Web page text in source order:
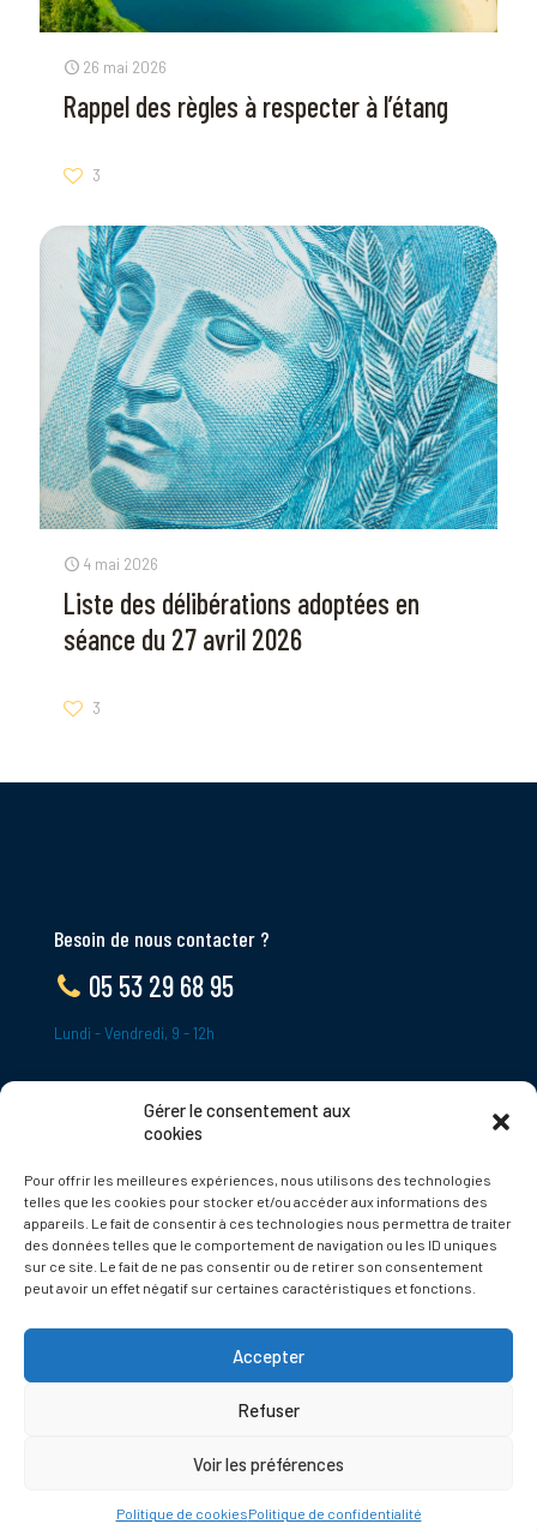
Gérer le consentement aux
cookies
Pour offrir les meilleures expériences, nous utilisons des technologies
telles que les cookies pour stocker et/ou accéder aux informations des
appareils. Le fait de consentir à ces technologies nous permettra de traiter
des données telles que le comportement de navigation ou les ID uniques
sur ce site. Le fait de ne pas consentir ou de retirer son consentement
peut avoir un effet négatif sur certaines caractéristiques et fonctions.
Accepter
Refuser
Voir les préférences
Politique de cookiesPolitique de confidentialité
26 mai 2026
Rappel des règles à respecter à l’étang
3
4 mai 2026
Liste des délibérations adoptées en
séance du 27 avril 2026
3
Besoin de nous contacter ?
05 53 29 68 95
Lundi - Vendredi, 9 - 12h
24620 Tamniès
France
Politique de cookies
© 2025 Tamnies.fr